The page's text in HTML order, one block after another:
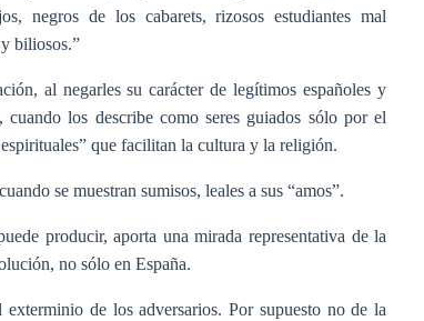
negros de los cabarets, rizosos estudiantes mal
biliosos.”
al negarles su carácter de legítimos españoles y
cuando los describe como seres guiados sólo por el
que facilitan la cultura y la religión.
se muestran sumisos, leales a sus “amos”.
producir, aporta una mirada representativa de la
no sólo en España.
de los adversarios. Por supuesto no de la